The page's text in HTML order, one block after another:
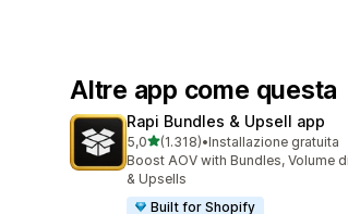
Altre app come questa
Rapi Bundles & Upsell app
5,0stelle su 5
(1.318)
1318 recensioni totali
•Installazione gratuita
Boost AOV with Bundles, Volume
& Upsells
Built for Shopify